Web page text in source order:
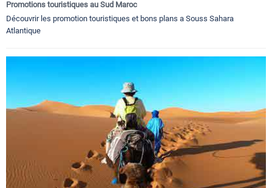
Promotions touristiques au Sud Maroc
Découvrir les promotion touristiques et bons plans a Souss Sahara
Atlantique